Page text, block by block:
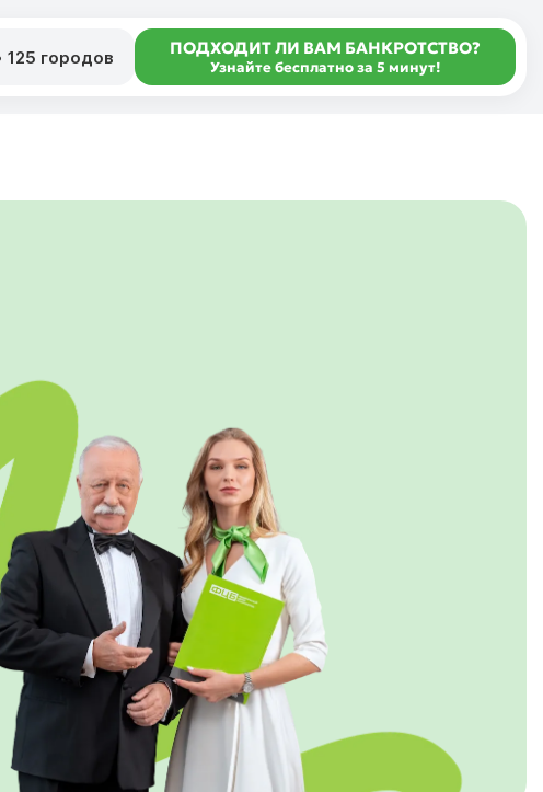
125 городов ПОДХОДИТ ЛИ ВАМ БАНКРОТСТВО?
Узнайте бесплатно за 5 минут!